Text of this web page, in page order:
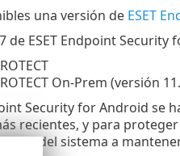
una versión de ESET
de ESET Endpoint
On-Prem (versión
Security for Android se
recientes, y para
del sistema a